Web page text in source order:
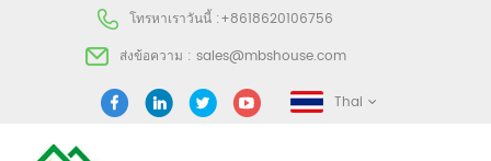
โทรหาเราวันนี้ :+8618620106756
ส่งข้อความ : sales@mbshouse.com
Thai